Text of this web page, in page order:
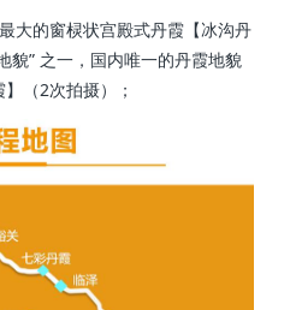
大的窗棂状宫殿式丹霞【冰沟丹
貌” 之一，国内唯一的丹霞地貌
（2次拍摄）；